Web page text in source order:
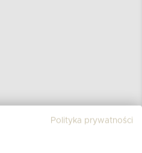
Polityka prywatności